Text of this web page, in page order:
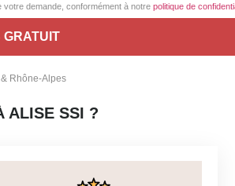
demande, conformément à notre politique de
Rhône-Alpes
ALISE SSI ?